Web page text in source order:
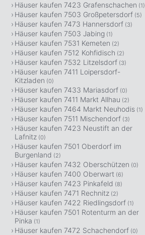
Häuser kaufen 7423 Grafenschachen (1)
Häuser kaufen 7503 Großpetersdorf (5)
Häuser kaufen 7473 Hannersdorf (3)
Häuser kaufen 7503 Jabing (1)
Häuser kaufen 7531 Kemeten (2)
Häuser kaufen 7512 Kohfidisch (2)
Häuser kaufen 7532 Litzelsdorf (3)
Häuser kaufen 7411 Loipersdorf-
Kitzladen (0)
Häuser kaufen 7433 Mariasdorf (0)
Häuser kaufen 7411 Markt Allhau (2)
Häuser kaufen 7464 Markt Neuhodis (1)
Häuser kaufen 7511 Mischendorf (3)
Häuser kaufen 7423 Neustift an der
Lafnitz (0)
Häuser kaufen 7501 Oberdorf im
Burgenland (2)
Häuser kaufen 7432 Oberschützen (0)
Häuser kaufen 7400 Oberwart (6)
Häuser kaufen 7423 Pinkafeld (8)
Häuser kaufen 7471 Rechnitz (2)
Häuser kaufen 7422 Riedlingsdorf (1)
Häuser kaufen 7501 Rotenturm an der
Pinka (1)
Häuser kaufen 7472 Schachendorf (0)